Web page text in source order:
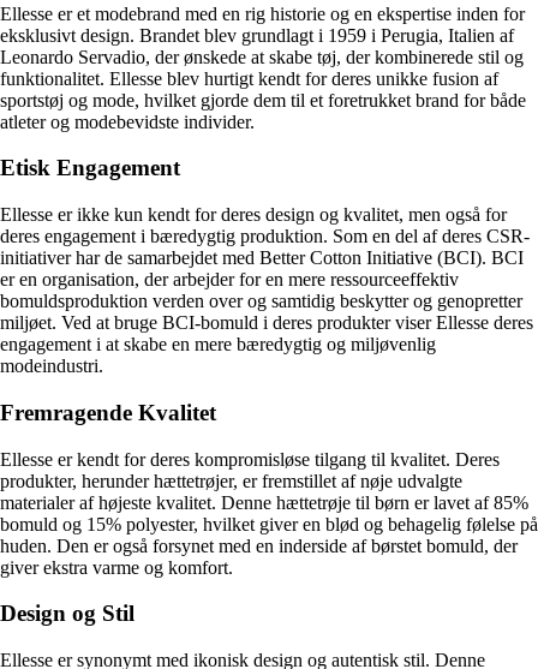
Ellesse er et modebrand med en rig historie og en ekspertise inden for
eksklusivt design. Brandet blev grundlagt i 1959 i Perugia, Italien af
Leonardo Servadio, der ønskede at skabe tøj, der kombinerede stil og
funktionalitet. Ellesse blev hurtigt kendt for deres unikke fusion af
sportstøj og mode, hvilket gjorde dem til et foretrukket brand for både
atleter og modebevidste individer.
Etisk Engagement
Ellesse er ikke kun kendt for deres design og kvalitet, men også for
deres engagement i bæredygtig produktion. Som en del af deres CSR-
initiativer har de samarbejdet med Better Cotton Initiative (BCI). BCI
er en organisation, der arbejder for en mere ressourceeffektiv
bomuldsproduktion verden over og samtidig beskytter og genopretter
miljøet. Ved at bruge BCI-bomuld i deres produkter viser Ellesse deres
engagement i at skabe en mere bæredygtig og miljøvenlig
modeindustri.
Fremragende Kvalitet
Ellesse er kendt for deres kompromisløse tilgang til kvalitet. Deres
produkter, herunder hættetrøjer, er fremstillet af nøje udvalgte
materialer af højeste kvalitet. Denne hættetrøje til børn er lavet af 85%
bomuld og 15% polyester, hvilket giver en blød og behagelig følelse på
huden. Den er også forsynet med en inderside af børstet bomuld, der
giver ekstra varme og komfort.
Design og Stil
Ellesse er synonymt med ikonisk design og autentisk stil. Denne